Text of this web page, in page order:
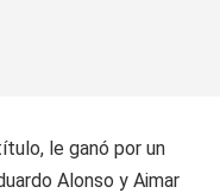
le ganó por un
Alonso y Aimar